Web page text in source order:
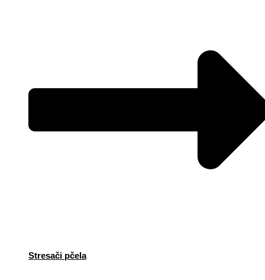
Stresači pčela